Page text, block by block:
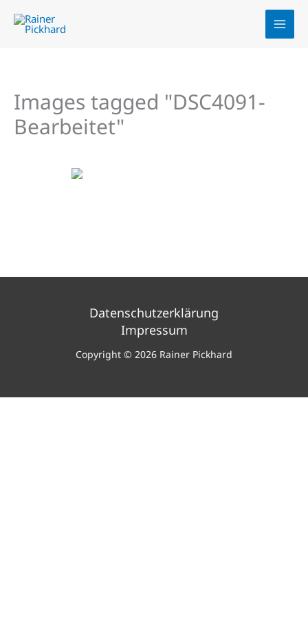
Inhalt
Images tagged "DSC4091-
Bearbeitet"
Datenschutzerklärung
Impressum
Copyright © 2026 Rainer Pickhard